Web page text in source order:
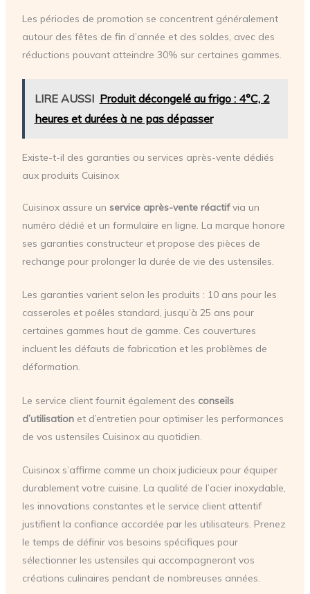
Les périodes de promotion se concentrent généralement
autour des fêtes de fin d’année et des soldes, avec des
réductions pouvant atteindre 30% sur certaines gammes.
LIRE AUSSI Produit décongelé au frigo : 4°C, 2
heures et durées à ne pas dépasser
Existe-t-il des garanties ou services après-vente dédiés
aux produits Cuisinox
Cuisinox assure un service après-vente réactifvia un
numéro dédié et un formulaire en ligne. La marque honore
ses garanties constructeur et propose des pièces de
rechange pour prolonger la durée de vie des ustensiles.
Les garanties varient selon les produits : 10 ans pour les
casseroles et poêles standard, jusqu’à 25 ans pour
certaines gammes haut de gamme. Ces couvertures
incluent les défauts de fabrication et les problèmes de
déformation.
Le service client fournit également des conseils
d’utilisationet d’entretien pour optimiser les performances
de vos ustensiles Cuisinox au quotidien.
Cuisinox s’affirme comme un choix judicieux pour équiper
durablement votre cuisine. La qualité de l’acier inoxydable,
les innovations constantes et le service client attentif
justifient la confiance accordée par les utilisateurs. Prenez
le temps de définir vos besoins spécifiques pour
sélectionner les ustensiles qui accompagneront vos
créations culinaires pendant de nombreuses années.